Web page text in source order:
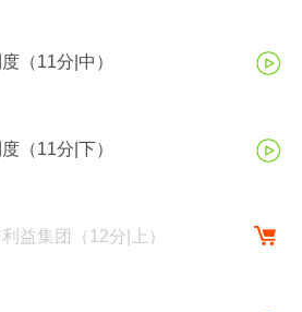
（11分|中）
（11分|下）
益集团（12分|上）